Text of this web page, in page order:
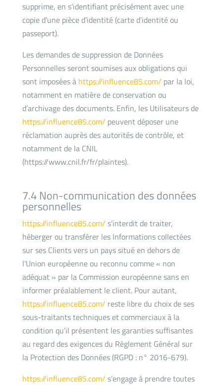
supprime, en s’identifiant précisément avec une
copie d’une pièce d’identité (carte d’identité ou
passeport).
Les demandes de suppression de Données
Personnelles seront soumises aux obligations qui
sont imposées à https://influence85.com/ par la loi,
notamment en matière de conservation ou
d’archivage des documents. Enfin, les Utilisateurs de
https://influence85.com/ peuvent déposer une
réclamation auprès des autorités de contrôle, et
notamment de la CNIL
(https://www.cnil.fr/fr/plaintes).
7.4 Non-communication des données
personnelles
https://influence85.com/ s’interdit de traiter,
héberger ou transférer les Informations collectées
sur ses Clients vers un pays situé en dehors de
l’Union européenne ou reconnu comme « non
adéquat » par la Commission européenne sans en
informer préalablement le client. Pour autant,
https://influence85.com/ reste libre du choix de ses
sous-traitants techniques et commerciaux à la
condition qu’il présentent les garanties suffisantes
au regard des exigences du Règlement Général sur
la Protection des Données (RGPD : n° 2016-679).
https://influence85.com/ s’engage à prendre toutes